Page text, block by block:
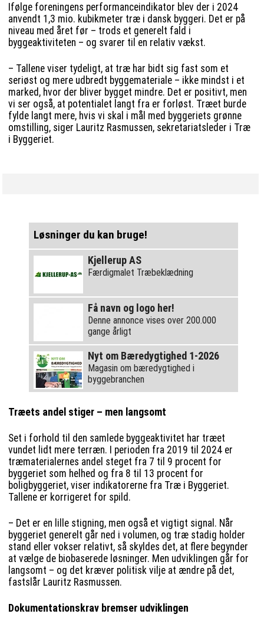
Ifølge foreningens performanceindikator blev der i 2024
anvendt 1,3 mio. kubikmeter træ i dansk byggeri. Det er på
niveau med året før – trods et generelt fald i
byggeaktiviteten – og svarer til en relativ vækst.
– Tallene viser tydeligt, at træ har bidt sig fast som et
seriøst og mere udbredt byggemateriale – ikke mindst i et
marked, hvor der bliver bygget mindre. Det er positivt, men
vi ser også, at potentialet langt fra er forløst. Træet burde
fylde langt mere, hvis vi skal i mål med byggeriets grønne
omstilling, siger Lauritz Rasmussen, sekretariatsleder i Træ
i Byggeriet.
Løsninger du kan bruge!
Kjellerup AS
Færdigmalet Træbeklædning
Få navn og logo her!
Denne annonce vises over 200.000
gange årligt
Nyt om Bæredygtighed 1-2026
Magasin om bæredygtighed i
byggebranchen
Træets andel stiger – men langsomt
Set i forhold til den samlede byggeaktivitet har træet
vundet lidt mere terræn. I perioden fra 2019 til 2024 er
træmaterialernes andel steget fra 7 til 9 procent for
byggeriet som helhed og fra 8 til 13 procent for
boligbyggeriet, viser indikatorerne fra Træ i Byggeriet.
Tallene er korrigeret for spild.
– Det er en lille stigning, men også et vigtigt signal. Når
byggeriet generelt går ned i volumen, og træ stadig holder
stand eller vokser relativt, så skyldes det, at flere begynder
at vælge de biobaserede løsninger. Men udviklingen går for
langsomt – og det kræver politisk vilje at ændre på det,
fastslår Lauritz Rasmussen.
Dokumentationskrav bremser udviklingen